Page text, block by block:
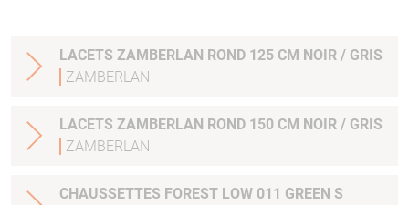
LACETS ZAMBERLAN ROND 125 CM NOIR / GRIS
ZAMBERLAN
LACETS ZAMBERLAN ROND 150 CM NOIR / GRIS
ZAMBERLAN
CHAUSSETTES FOREST LOW 011 GREEN S